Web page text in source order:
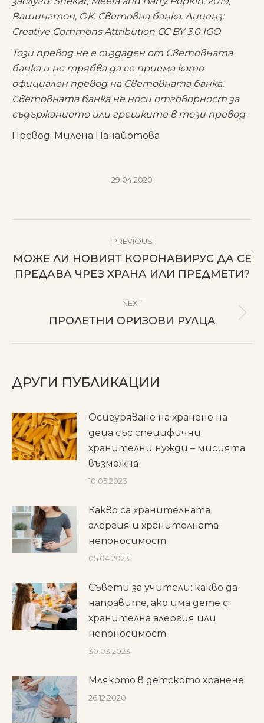
Вашингтон, ОК. Световна банка. Лиценз:
Creative Commons Attribution CC BY 3.0 IGO
Този превод не е създаден от Световната
банка и не трябва да се приема като
официален превод на Световната банка.
Световната банка не носи отговорност за
съдържанието или грешките в този превод.
Превод: Милена Панайотова
29.04.2020
NAVIGATIONPREVIOUS
Previous
post:
МОЖЕ ЛИ НОВИЯТ КОРОНАВИРУС ДА СЕ
ПРЕДАВА ЧРЕЗ ХРАНА ИЛИ ПРЕДМЕТИ?
NEXT
Next
ПРОЛЕТНИ ОРИЗОВИ РУЛЦА
ДРУГИ ПУБЛИКАЦИИ
Осигуряване на хранене на
деца със специфични
хранителни нужди – мисията
възможна
10.05.2023
Какво са хранителната
алергия и хранителната
непоносимост
05.04.2023
Съвети за учители: какво да
направите, ако има дете с
хранителна алергия или
непоносимост
30.03.2023
Млякото в детското хранене
26.12.2020